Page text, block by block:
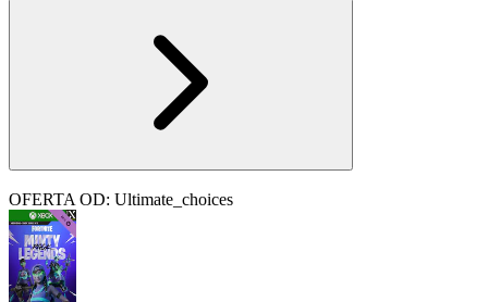
OFERTA OD: Ultimate_choices